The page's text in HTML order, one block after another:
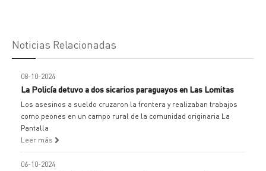
Noticias Relacionadas
08-10-2024
La Policía detuvo a dos sicarios paraguayos en Las Lomitas
Los asesinos a sueldo cruzaron la frontera y realizaban trabajos
como peones en un campo rural de la comunidad originaria La
Pantalla
Leer más
06-10-2024